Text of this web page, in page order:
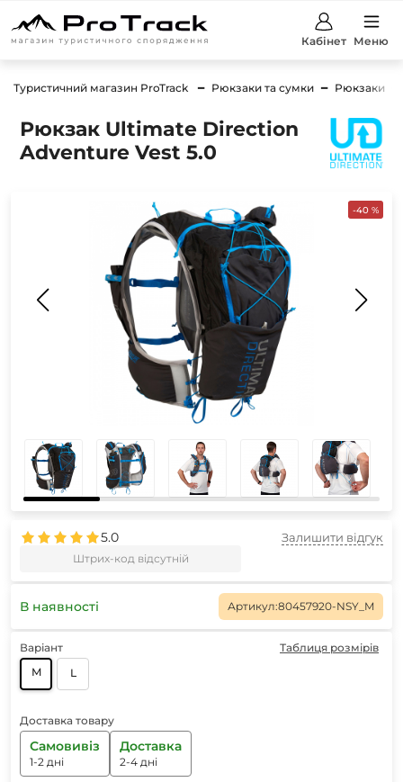
Кабінет Меню
Туристичний магазин ProTrack Рюкзаки та сумки Рюкзаки
Рюкзак Ultimate Direction
Adventure Vest 5.0
-40 %
5.0
Штрих-код відсутній
Залишити відгук
В наявності Артикул:80457920-NSY_M
Варіант
Таблиця розмірів
M
L
Доставка товару
Самовивіз
1-2 дні
Доставка
2-4 дні